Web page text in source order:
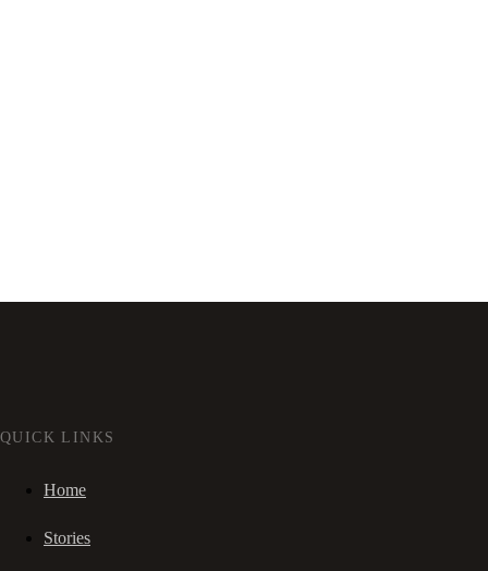
QUICK LINKS
Home
Stories